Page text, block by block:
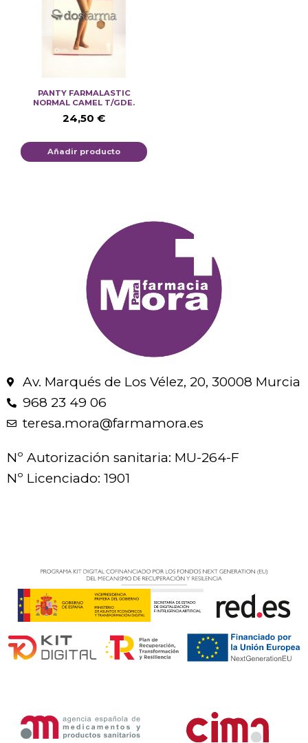
PANTY FARMALASTIC
NORMAL CAMEL T/GDE.
24,50 €
Añadir producto
Av. Marqués de Los Vélez, 20, 30008 Murcia
968 23 49 06
teresa.mora@farmamora.es
Nº Autorización sanitaria: MU-264-F
Nº Licenciado: 1901